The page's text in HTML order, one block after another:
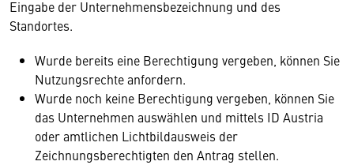
Eingabe der Unternehmensbezeichnung und des
Standortes.
Wurde bereits eine Berechtigung vergeben, können Sie
Nutzungsrechte anfordern.
Wurde noch keine Berechtigung vergeben, können Sie
das Unternehmen auswählen und mittels ID Austria
oder amtlichen Lichtbildausweis der
Zeichnungsberechtigten den Antrag stellen.